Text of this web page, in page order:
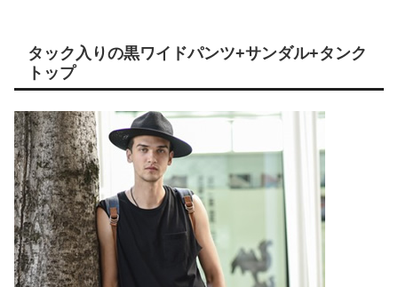
タック入りの黒ワイドパンツ+サンダル+タンク
トップ